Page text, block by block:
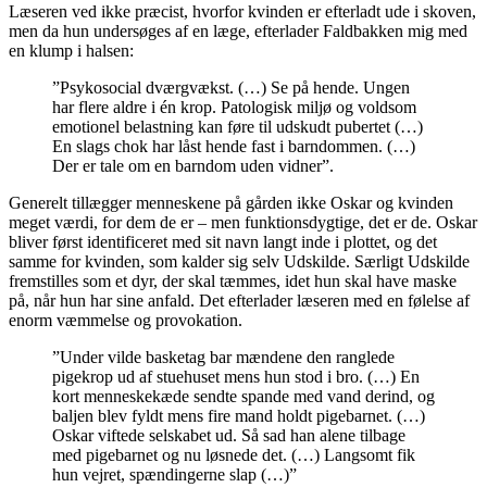
Læseren ved ikke præcist, hvorfor kvinden er efterladt ude i skoven,
men da hun undersøges af en læge, efterlader Faldbakken mig med
en klump i halsen:
”Psykosocial dværgvækst. (…) Se på hende. Ungen
har flere aldre i én krop. Patologisk miljø og voldsom
emotionel belastning kan føre til udskudt pubertet (…)
En slags chok har låst hende fast i barndommen. (…)
Der er tale om en barndom uden vidner”.
Generelt tillægger menneskene på gården ikke Oskar og kvinden
meget værdi, for dem de er – men funktionsdygtige, det er de. Oskar
bliver først identificeret med sit navn langt inde i plottet, og det
samme for kvinden, som kalder sig selv Udskilde. Særligt Udskilde
fremstilles som et dyr, der skal tæmmes, idet hun skal have maske
på, når hun har sine anfald. Det efterlader læseren med en følelse af
enorm væmmelse og provokation.
”Under vilde basketag bar mændene den ranglede
pigekrop ud af stuehuset mens hun stod i bro. (…) En
kort menneskekæde sendte spande med vand derind, og
baljen blev fyldt mens fire mand holdt pigebarnet. (…)
Oskar viftede selskabet ud. Så sad han alene tilbage
med pigebarnet og nu løsnede det. (…) Langsomt fik
hun vejret, spændingerne slap (…)”